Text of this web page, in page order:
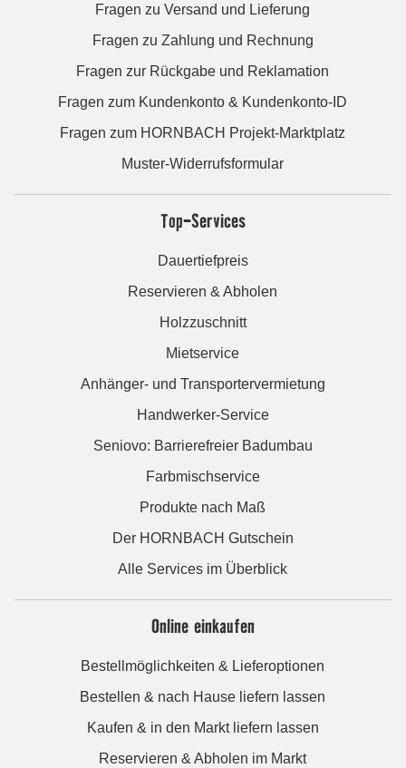
Fragen zu Versand und Lieferung
Fragen zu Zahlung und Rechnung
Fragen zur Rückgabe und Reklamation
Fragen zum Kundenkonto & Kundenkonto-ID
Fragen zum HORNBACH Projekt-Marktplatz
Muster-Widerrufsformular
Top-Services
Dauertiefpreis
Reservieren & Abholen
Holzzuschnitt
Mietservice
Anhänger- und Transportervermietung
Handwerker-Service
Seniovo: Barrierefreier Badumbau
Farbmischservice
Produkte nach Maß
Der HORNBACH Gutschein
Alle Services im Überblick
Online einkaufen
Bestellmöglichkeiten & Lieferoptionen
Bestellen & nach Hause liefern lassen
Kaufen & in den Markt liefern lassen
Reservieren & Abholen im Markt